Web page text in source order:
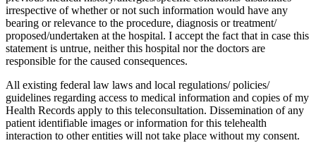
irrespective of whether or not such information would have any
bearing or relevance to the procedure, diagnosis or treatment/
proposed/undertaken at the hospital. I accept the fact that in case this
statement is untrue, neither this hospital nor the doctors are
responsible for the caused consequences.
All existing federal law laws and local regulations/ policies/
guidelines regarding access to medical information and copies of my
Health Records apply to this teleconsultation. Dissemination of any
patient identifiable images or information for this telehealth
interaction to other entities will not take place without my consent.